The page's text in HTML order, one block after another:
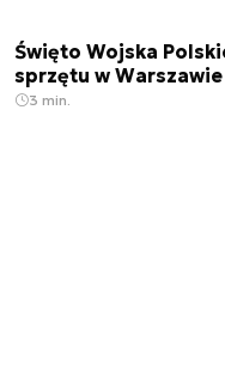
Święto Wojska
sprzętu w Warszawie
3 min.